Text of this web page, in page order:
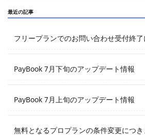
最近の記事
フリープランでのお問い合わせ受付終
PayBook 7月下旬のアップデート情報
PayBook 7月上旬のアップデート情報
無料となるプロプランの条件変更につき